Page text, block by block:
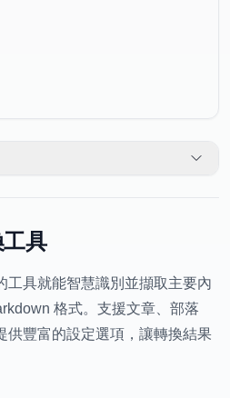
具
工具就能智慧識別並擷取主要內
格式。支援文章、部落
供豐富的設定選項，讓轉換結果